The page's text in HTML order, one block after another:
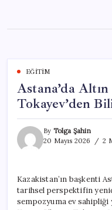
content
EĞITIM
Astana’da
Tokayev’den
By Tolga Şahin
20 Mayıs 2026
2
Kazakistan’ın başkenti
tarihsel perspektifin
sempozyuma ev sahipliği